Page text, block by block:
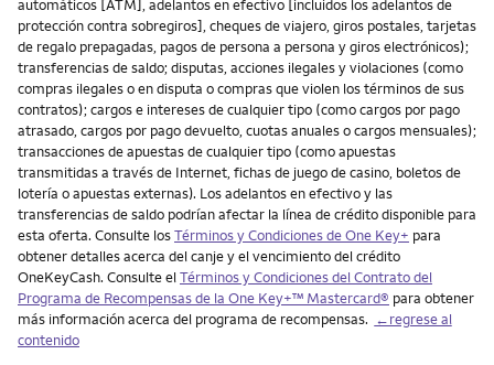
automáticos [ATM], adelantos en efectivo [incluidos los adelantos de
protección contra sobregiros], cheques de viajero, giros postales, tarjetas
de regalo prepagadas, pagos de persona a persona y giros electrónicos);
transferencias de saldo; disputas, acciones ilegales y violaciones (como
compras ilegales o en disputa o compras que violen los términos de sus
contratos); cargos e intereses de cualquier tipo (como cargos por pago
atrasado, cargos por pago devuelto, cuotas anuales o cargos mensuales);
transacciones de apuestas de cualquier tipo (como apuestas
transmitidas a través de Internet, fichas de juego de casino, boletos de
lotería o apuestas externas). Los adelantos en efectivo y las
transferencias de saldo podrían afectar la línea de crédito disponible para
esta oferta. Consulte losTérminos y Condiciones de One Key+ para
obtener detalles acerca del canje y el vencimiento del crédito
OneKeyCash. Consulte elTérminos y Condiciones del Contrato del
Programa de Recompensas de la One Key+™ Mastercard® para obtener
más información acerca del programa de recompensas. ←regrese al
contenido